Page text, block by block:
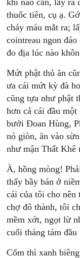
khi nào cần, lấy ra
thuốc tiên, cụ ạ.
chảy máu mắt ra;
cointreau ngon
đo địa lúc nào
Mứt phật thủ ăn
ưa cái mứt kỳ đà
cũng tựa như phật
hơn cả cái đầu
bưởi Đoan Hùng,
nó giòn, ăn vào
như mận Thất Khê
À, hồng mòng!
thấy bầy bán ở
cái của tôi cho
chợ đô thành, tôi
mềm xớt, ngọt lừ
cuối tháng tám đầu
Cốm thì xanh